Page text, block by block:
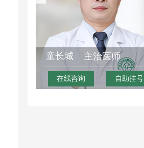
童长城 主治医师
在线咨询 自助挂号